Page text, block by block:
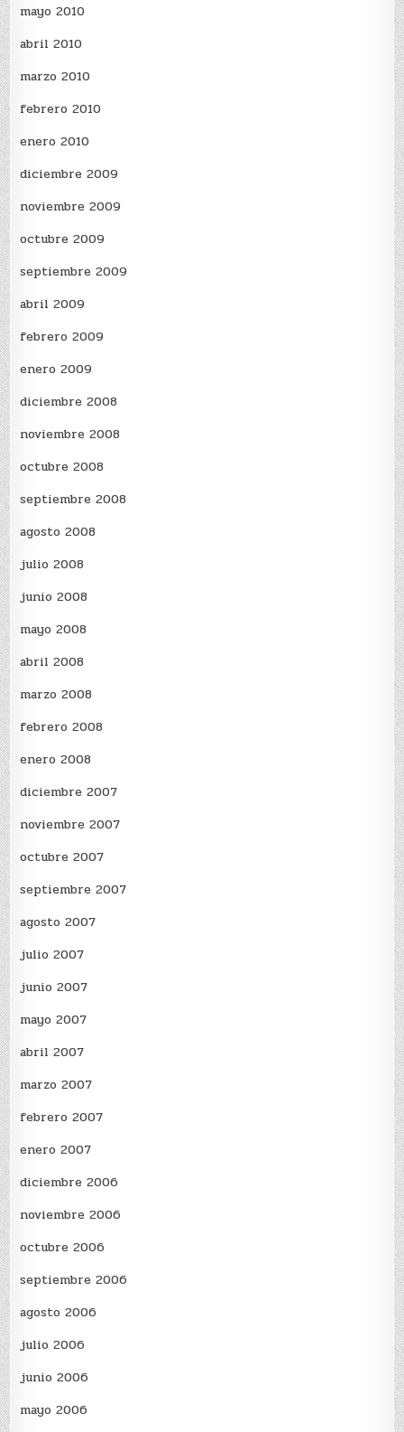
mayo 2010
abril 2010
marzo 2010
febrero 2010
enero 2010
diciembre 2009
noviembre 2009
octubre 2009
septiembre 2009
abril 2009
febrero 2009
enero 2009
diciembre 2008
noviembre 2008
octubre 2008
septiembre 2008
agosto 2008
julio 2008
junio 2008
mayo 2008
abril 2008
marzo 2008
febrero 2008
enero 2008
diciembre 2007
noviembre 2007
octubre 2007
septiembre 2007
agosto 2007
julio 2007
junio 2007
mayo 2007
abril 2007
marzo 2007
febrero 2007
enero 2007
diciembre 2006
noviembre 2006
octubre 2006
septiembre 2006
agosto 2006
julio 2006
junio 2006
mayo 2006